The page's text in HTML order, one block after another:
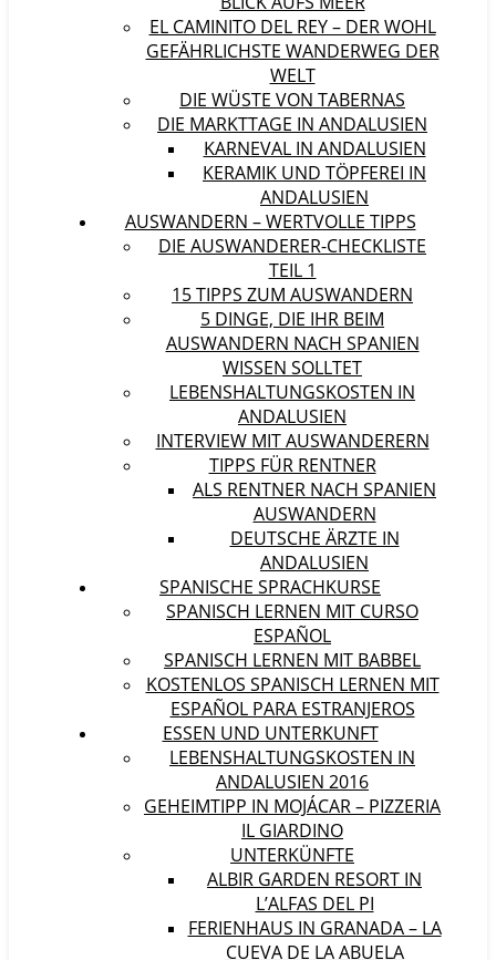
EL CAMINITO DEL REY – DER WOHL
GEFÄHRLICHSTE WANDERWEG DER
WELT
DIE WÜSTE VON TABERNAS
DIE MARKTTAGE IN ANDALUSIEN
KARNEVAL IN ANDALUSIEN
KERAMIK UND TÖPFEREI IN
ANDALUSIEN
AUSWANDERN – WERTVOLLE TIPPS
DIE AUSWANDERER-CHECKLISTE
TEIL 1
15 TIPPS ZUM AUSWANDERN
5 DINGE, DIE IHR BEIM
AUSWANDERN NACH SPANIEN
WISSEN SOLLTET
LEBENSHALTUNGSKOSTEN IN
ANDALUSIEN
INTERVIEW MIT AUSWANDERERN
TIPPS FÜR RENTNER
ALS RENTNER NACH SPANIEN
AUSWANDERN
DEUTSCHE ÄRZTE IN
ANDALUSIEN
SPANISCHE SPRACHKURSE
SPANISCH LERNEN MIT CURSO
ESPAÑOL
SPANISCH LERNEN MIT BABBEL
KOSTENLOS SPANISCH LERNEN MIT
ESPAÑOL PARA ESTRANJEROS
ESSEN UND UNTERKUNFT
LEBENSHALTUNGSKOSTEN IN
ANDALUSIEN 2016
GEHEIMTIPP IN MOJÁCAR – PIZZERIA
IL GIARDINO
UNTERKÜNFTE
ALBIR GARDEN RESORT IN
L’ALFAS DEL PI
FERIENHAUS IN GRANADA – LA
CUEVA DE LA ABUELA